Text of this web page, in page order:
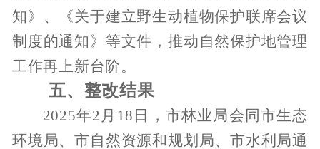
知 》、《关于建立野生动植物保护联席会议
制度的通知 》等文件， 推动自然保护地管理
工作再上新台阶。
五、整改结果
2025年2 月 18 日，市林业局会同市生态
环境局、市自然资源和规划局、市水利局通